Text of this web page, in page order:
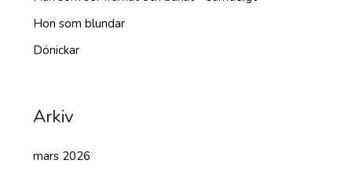
Hon som blundar
Dönickar
Arkiv
mars 2026